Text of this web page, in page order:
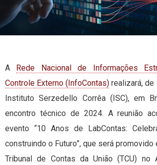
A
Rede Nacional de Informações
Controle Externo (InfoContas) realizará, de
Instituto Serzedello Corrêa (ISC), em
encontro técnico de 2024. A reunião
evento “10 Anos de LabContas:
construindo o Futuro”, que será promovido
Tribunal de Contas da União (TCU) no